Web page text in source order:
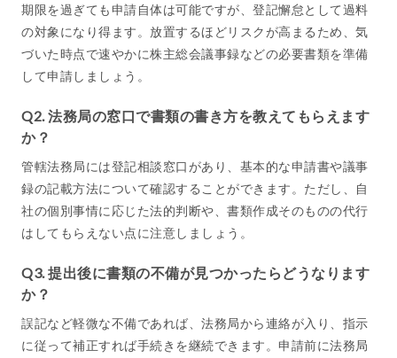
期限を過ぎても申請自体は可能ですが、登記懈怠として過料
の対象になり得ます。放置するほどリスクが高まるため、気
づいた時点で速やかに株主総会議事録などの必要書類を準備
して申請しましょう。
Q2. 法務局の窓口で書類の書き方を教えてもらえます
か？
管轄法務局には登記相談窓口があり、基本的な申請書や議事
録の記載方法について確認することができます。ただし、自
社の個別事情に応じた法的判断や、書類作成そのものの代行
はしてもらえない点に注意しましょう。
Q3. 提出後に書類の不備が見つかったらどうなります
か？
誤記など軽微な不備であれば、法務局から連絡が入り、指示
に従って補正すれば手続きを継続できます。申請前に法務局